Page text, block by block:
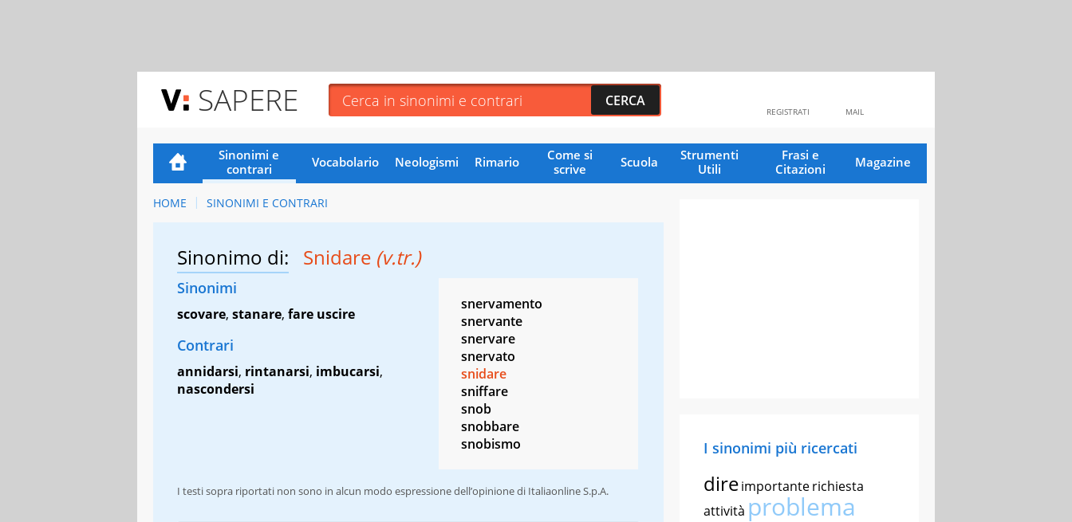
SAPERE MAIL
REGISTRATI
Sinonimi e
contrari
Vocabolario Neologismi Rimario
Come si
scrive
Scuola
Strumenti
Utili
Frasi e
Citazioni
Magazine
HOME SINONIMI E CONTRARI
Sinonimo di: Snidare (v.tr.)
Sinonimi
scovare, stanare, fare uscire
Contrari
annidarsi, rintanarsi, imbucarsi,
nascondersi
snervamento
snervante
snervare
snervato
snidare
sniffare
snob
snobbare
snobismo
I testi sopra riportati non sono in alcun modo espressione dell’opinione di Italiaonline S.p.A.
I sinonimi più ricercati
direimportanterichiesta
attività problema